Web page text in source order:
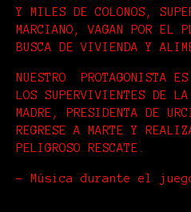
Y MILES DE COLONOS,
MARCIANO, VAGAN POR EL
BUSCA DE VIVIENDA Y
NUESTRO PROTAGONISTA
LOS SUPERVIVIENTES DE
MADRE, PRESIDENTA DE
REGRESE A MARTE Y
PELIGROSO RESCATE.
- Música durante el juego